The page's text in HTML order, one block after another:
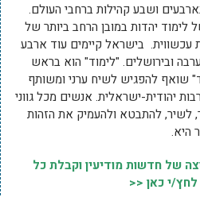
ושבע קהילות ברחבי העולם.
לימוד יהדות במובן הרחב ביותר של
עכשווית. בישראל קיימים עוד ארבע
ובירושלים. "לימוד" הוא בראש
שואף להפגיש לשיח ערני ומשותף
יהודית-ישראלית. אנשים מכל גווני
לשיר, להתבטא ולהעמיק את הזהות
היא.
של חדשות מודיעין וקבלת כל
י כאן <<